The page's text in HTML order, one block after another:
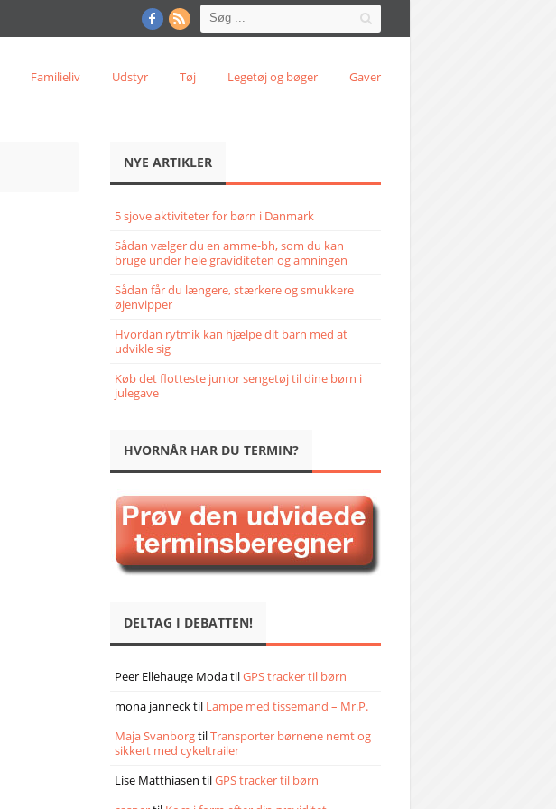
Familieliv Udstyr Tøj Legetøj og bøger Gaver
NYE ARTIKLER
5 sjove aktiviteter for børn i Danmark
Sådan vælger du en amme-bh, som du kan
bruge under hele graviditeten og amningen
Sådan får du længere, stærkere og smukkere
øjenvipper
Hvordan rytmik kan hjælpe dit barn med at
udvikle sig
Køb det flotteste junior sengetøj til dine børn i
julegave
HVORNÅR HAR DU TERMIN?
DELTAG I DEBATTEN!
Peer Ellehauge ModatilGPS tracker til børn
mona jannecktil Lampe med tissemand – Mr.P.
Maja SvanborgtilTransporter børnene nemt og
sikkert med cykeltrailer
Lise Matthiasen tilGPS tracker til børn